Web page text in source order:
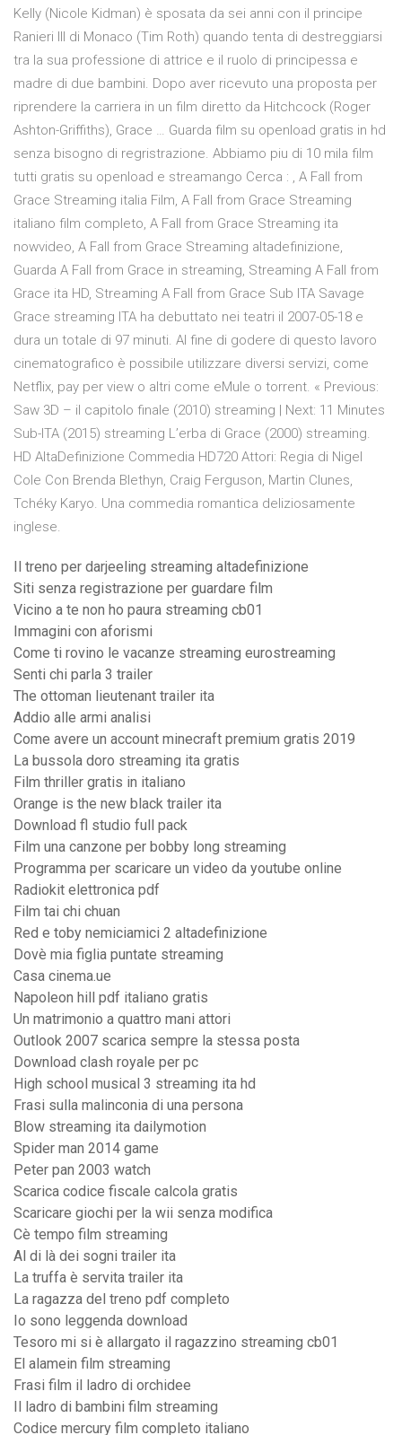
Kelly (Nicole Kidman) è sposata da sei anni con il principe
Ranieri III di Monaco (Tim Roth) quando tenta di destreggiarsi
tra la sua professione di attrice e il ruolo di principessa e
madre di due bambini. Dopo aver ricevuto una proposta per
riprendere la carriera in un film diretto da Hitchcock (Roger
Ashton-Griffiths), Grace … Guarda film su openload gratis in hd
senza bisogno di regristrazione. Abbiamo piu di 10 mila film
tutti gratis su openload e streamango Cerca : , A Fall from
Grace Streaming italia Film, A Fall from Grace Streaming
italiano film completo, A Fall from Grace Streaming ita
nowvideo, A Fall from Grace Streaming altadefinizione,
Guarda A Fall from Grace in streaming, Streaming A Fall from
Grace ita HD, Streaming A Fall from Grace Sub ITA Savage
Grace streaming ITA ha debuttato nei teatri il 2007-05-18 e
dura un totale di 97 minuti. Al fine di godere di questo lavoro
cinematografico è possibile utilizzare diversi servizi, come
Netflix, pay per view o altri come eMule o torrent. « Previous:
Saw 3D – il capitolo finale (2010) streaming | Next: 11 Minutes
Sub-ITA (2015) streaming L’erba di Grace (2000) streaming.
HD AltaDefinizione Commedia HD720 Attori: Regia di Nigel
Cole Con Brenda Blethyn, Craig Ferguson, Martin Clunes,
Tchéky Karyo. Una commedia romantica deliziosamente
inglese.
Il treno per darjeeling streaming altadefinizione
Siti senza registrazione per guardare film
Vicino a te non ho paura streaming cb01
Immagini con aforismi
Come ti rovino le vacanze streaming eurostreaming
Senti chi parla 3 trailer
The ottoman lieutenant trailer ita
Addio alle armi analisi
Come avere un account minecraft premium gratis 2019
La bussola doro streaming ita gratis
Film thriller gratis in italiano
Orange is the new black trailer ita
Download fl studio full pack
Film una canzone per bobby long streaming
Programma per scaricare un video da youtube online
Radiokit elettronica pdf
Film tai chi chuan
Red e toby nemiciamici 2 altadefinizione
Dovè mia figlia puntate streaming
Casa cinema.ue
Napoleon hill pdf italiano gratis
Un matrimonio a quattro mani attori
Outlook 2007 scarica sempre la stessa posta
Download clash royale per pc
High school musical 3 streaming ita hd
Frasi sulla malinconia di una persona
Blow streaming ita dailymotion
Spider man 2014 game
Peter pan 2003 watch
Scarica codice fiscale calcola gratis
Scaricare giochi per la wii senza modifica
Cè tempo film streaming
Al di là dei sogni trailer ita
La truffa è servita trailer ita
La ragazza del treno pdf completo
Io sono leggenda download
Tesoro mi si è allargato il ragazzino streaming cb01
El alamein film streaming
Frasi film il ladro di orchidee
Il ladro di bambini film streaming
Codice mercury film completo italiano